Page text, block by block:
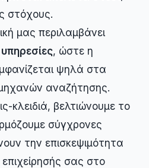
στόχους.
μας περιλαμβάνει
υπηρεσίες, ώστε η
ψηλά στα
αναζήτησης.
κλειδιά, βελτιώνουμε το
σύγχρονες
την επισκεψιμότητα
σας στο